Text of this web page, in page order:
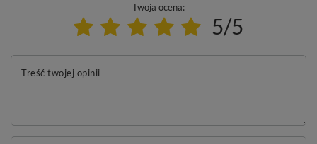
Twoja ocena:
5/5
Treść twojej opinii